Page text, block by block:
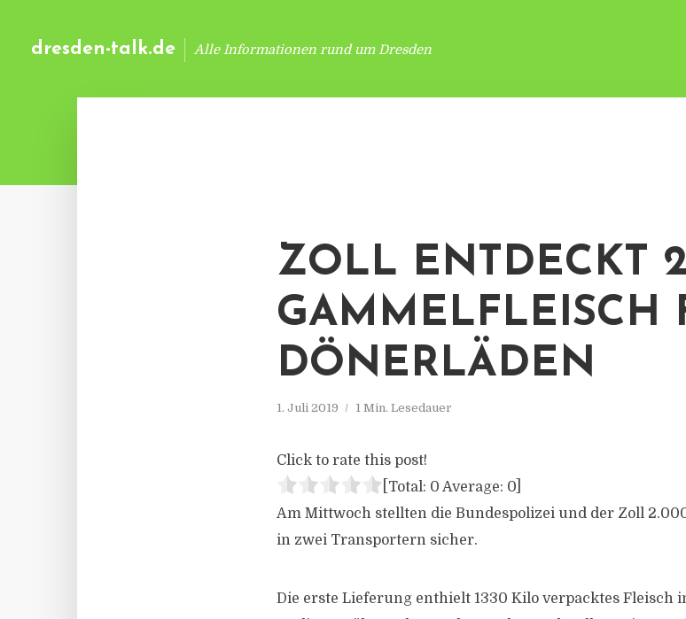
dresden-talk.de Alle Informationen rund um Dresden
ZOLL ENTDECKT
GAMMELFLEISCH
DÖNERLÄDEN
1. Juli 2019 1 Min. Lesedauer
Click to rate this post!
[Total: 0 Average: 0
Am Mittwoch stellten die Bundespolizei und der Zoll
in zwei Transportern sicher.
Die erste Lieferung enthielt 1330 Kilo verpacktes Fleisch